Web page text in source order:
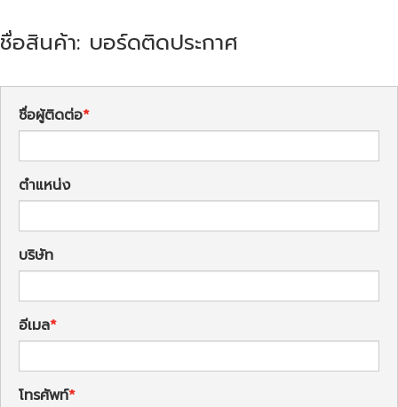
ชื่อสินค้า: บอร์ดติดประกาศ
ชื่อผู้ติดต่อ
ตำแหน่ง
บริษัท
อีเมล
โทรศัพท์